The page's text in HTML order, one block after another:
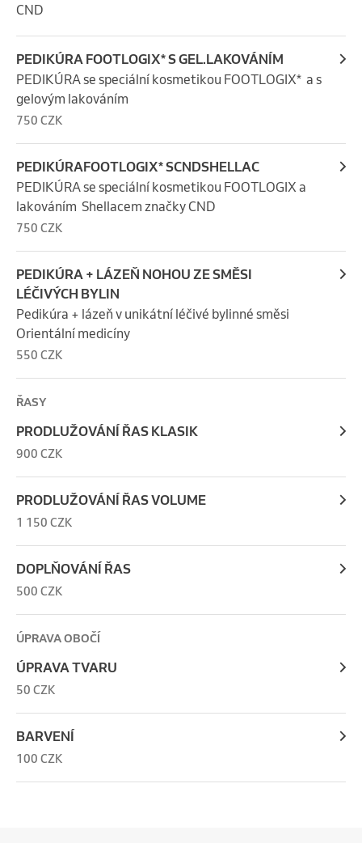
CND
PEDIKÚRA FOOTLOGIX* S GEL.LAKOVÁNÍM
PEDIKÚRA se speciální kosmetikou FOOTLOGIX*  a s
gelovým lakováním
750 CZK
PEDIKÚRAFOOTLOGIX* SCNDSHELLAC
PEDIKÚRA se speciální kosmetikou FOOTLOGIX a
lakováním  Shellacem značky CND
750 CZK
PEDIKÚRA + LÁZEŇ NOHOU ZE SMĚSI
LÉČIVÝCH BYLIN
Pedikúra + lázeň v unikátní léčivé bylinné směsi
Orientální medicíny
550 CZK
ŘASY
PRODLUŽOVÁNÍ ŘAS KLASIK
900 CZK
PRODLUŽOVÁNÍ ŘAS VOLUME
1 150 CZK
DOPLŇOVÁNÍ ŘAS
500 CZK
ÚPRAVA OBOČÍ
ÚPRAVA TVARU
50 CZK
BARVENÍ
100 CZK